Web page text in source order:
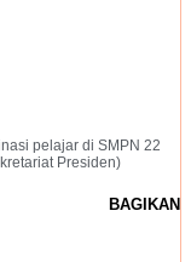
pelajar di SMPN 22
Presiden)
BAGIKAN